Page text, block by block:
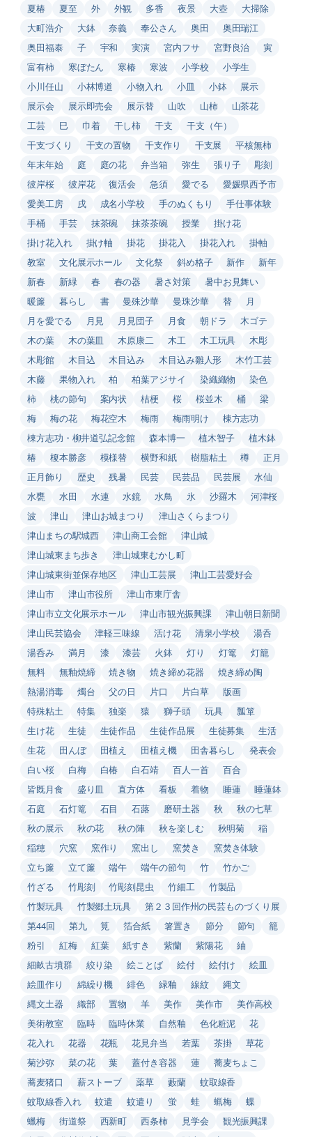
夏椿
夏至 外 外観 多香 夜景 大壺
大掃除
大町浩介
大鉢 奈義 奉公さん 奥田
奥田瑞江
奥田福泰
子 宇和 実演 宮内フサ 宮野良治
寅
富有柿
寒ぼたん 寒椿 寒波 小学校
小学生
小川任山
小林博道 小物入れ 小皿 小鉢
展示
展示会
展示即売会 展示替 山吹 山柿
山茶花
工芸
巳 巾着 干し柿 干支
干支（午）
干支づくり
干支の置物 干支作り 干支展
平核無柿
年末年始
庭 庭の花 弁当箱 弥生 張り子
彫刻
彼岸桜
彼岸花 復活会 急須 愛でる
愛媛県西予市
愛美工房
戌 成名小学校 手のぬくもり
手仕事体験
手桶
手芸 抹茶碗 抹茶茶碗 授業
掛け花
掛け花入れ
掛け軸 掛花 掛花入 掛花入れ
掛軸
教室
文化展示ホール 文化祭 斜め格子 新作
新年
新春
新緑 春 春の器 暑さ対策
暑中お見舞い
暖簾
暮らし 書 曼殊沙華 曼珠沙華 替
月
月を愛でる
月見 月見団子 月食 朝ドラ
木ゴテ
木の葉
木の葉皿 木原康二 木工 木工玩具
木彫
木彫館
木目込 木目込み 木目込み雛人形
木竹工芸
木藤
果物入れ 柏 柏葉アジサイ 染織織物
染色
柿
桃の節句 案内状 桔梗 桜 桜並木 桶
梁
梅
梅の花 梅花空木 梅雨 梅雨明け
棟方志功
棟方志功・柳井道弘記念館
森本博一 植木智子
植木鉢
椿
榎本勝彦 模様替 横野和紙 樹脂粘土 樽
正月
正月飾り
歴史 残暑 民芸 民芸品 民芸展
水仙
水甕
水田 水連 水鏡 水鳥 氷 沙羅木
河津桜
波
津山 津山お城まつり
津山さくらまつり
津山まちの駅城西
津山商工会館
津山城
津山城東まち歩き
津山城東むかし町
津山城東街並保存地区
津山工芸展
津山工芸愛好会
津山市
津山市役所
津山市東庁舎
津山市立文化展示ホール
津山市観光振興課
津山朝日新聞
津山民芸協会
津軽三味線 活け花 清泉小学校
湯呑
湯呑み
満月 漆 漆芸 火鉢 灯り 灯篭
灯籠
無料
無釉焼締 焼き物 焼き締め花器
焼き締め陶
熱湯消毒
燭台 父の日 片口 片白草
版画
特殊粘土
特集 独楽 猿 獅子頭 玩具
瓢箪
生け花
生徒 生徒作品 生徒作品展 生徒募集
生活
生花
田んぼ 田植え 田植え機 田舎暮らし
発表会
白い桜
白梅 白椿 白石靖 百人一首
百合
皆既月食
盛り皿 直方体 看板 着物 睡蓮
睡蓮鉢
石庭
石灯篭 石目 石蕗 磨研土器 秋
秋の七草
秋の展示
秋の花 秋の陣 秋を楽しむ 秋明菊
稲
稲穂
穴窯 窯作り 窯出し 窯焚き
窯焚き体験
立ち簾
立て簾 端午 端午の節句 竹
竹かご
竹ざる
竹彫刻 竹彫刻昆虫 竹細工
竹製品
竹製玩具
竹製郷土玩具
第２３回作州の民芸ものづくり展
第44回
第九 筧 箔合紙 箸置き 節分 節句
籠
粉引
紅梅 紅葉 紙すき 紫蘭 紫陽花
紬
細畝古墳群
絞り染 絵ことば 絵付 絵付け
絵皿
絵皿作り
綿繰り機 緋色 緑釉 線紋
縄文
縄文土器
織部 置物 羊 美作 美作市
美作高校
美術教室
臨時 臨時休業 自然釉 色化粧泥
花
花入れ
花器 花瓶 花見弁当 若葉 茶掛
草花
菊沙弥
菜の花 葉 蓋付き容器 蓮
蕎麦ちょこ
蕎麦猪口
薪ストーブ 薬草 藪蘭
蚊取線香
蚊取線香入れ
蚊遣 蚊遣り 蛍 蛙 蝋梅
蝶
蠟梅
街道祭 西新町 西条柿 見学会
観光振興課